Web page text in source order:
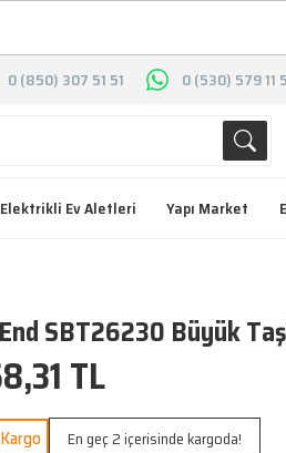
0 (850) 307 51 51 0 (530) 579 11
Elektrikli Ev Aletleri Yapı Market
SBT26230 Büyük
TL
En geç 2 içerisinde kargoda!